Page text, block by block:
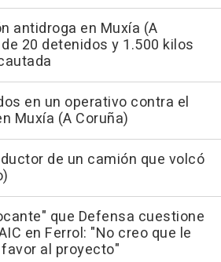
antidroga en Muxía (A
20 detenidos y 1.500 kilos
en un operativo contra el
Muxía (A Coruña)
de un camión que volcó
que Defensa cuestione
en Ferrol: "No creo que le
al proyecto"